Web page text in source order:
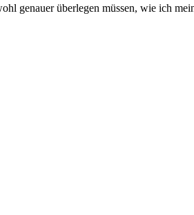
genauer überlegen müssen, wie ich